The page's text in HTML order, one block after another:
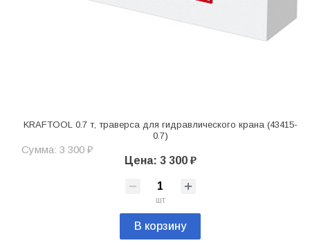
KRAFTOOL 0.7 т, траверса для гидравлического крана (43415-
0.7)
Сумма: 3 300 ₽
Цена: 3 300 ₽
шт
В корзину